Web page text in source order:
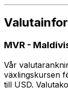
MVR -
Vår
växlingskursen
till USD.